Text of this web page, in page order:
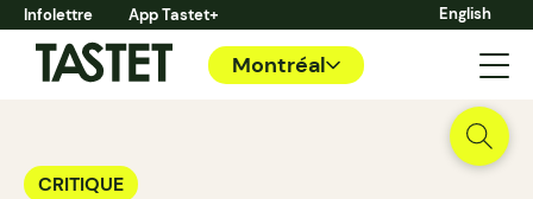
Infolettre App Tastet+ English
Montréal
CRITIQUE